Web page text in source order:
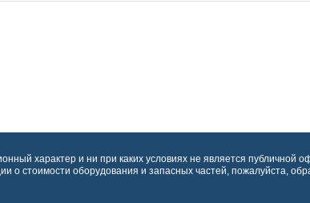
характер и ни при каких условиях не является публичной
о стоимости оборудования и запасных частей, пожалуйста,